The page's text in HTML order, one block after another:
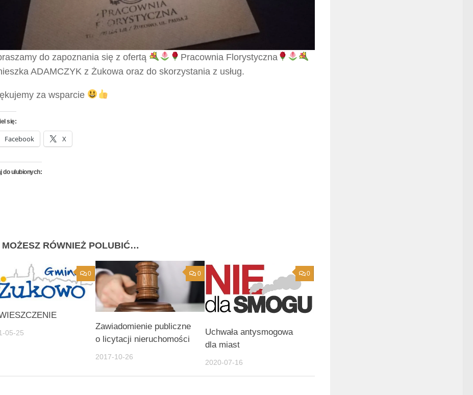
do zapoznania się z ofertą
Pracownia Florystyczna
ADAMCZYK z Żukowa oraz do skorzystania z usług.
za wsparcie
się:
Facebook X
do ulubionych:
MOŻESZ RÓWNIEŻ POLUBIĆ…
0
05-25
0
Zawiadomienie publiczne
o licytacji nieruchomości
2017-10-26
0
Uchwała antysmogowa
dla miast
2020-07-16